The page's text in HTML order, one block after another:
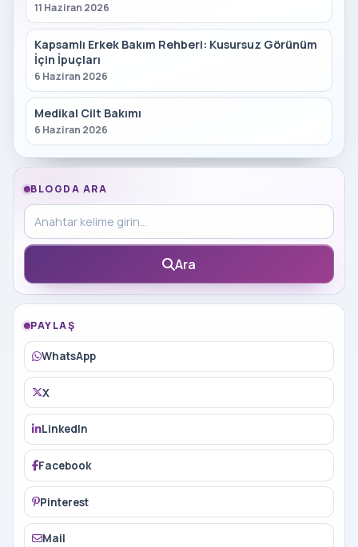
11 Haziran 2026
Kapsamlı Erkek Bakım Rehberi: Kusursuz Görünüm
İçin İpuçları
6 Haziran 2026
Medikal Cilt Bakımı
6 Haziran 2026
BLOGDA ARA
Blog içinde ara
Ara
PAYLAŞ
WhatsApp
X
LinkedIn
Facebook
Pinterest
Mail